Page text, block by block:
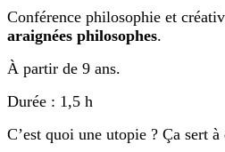
Conférence philosophie et
araignées philosophes.
À partir de 9 ans.
Durée : 1,5 h
C’est quoi une utopie ? Ça sert